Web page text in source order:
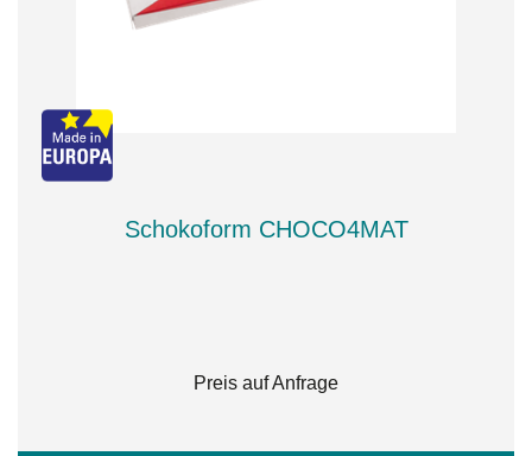
Schokoform CHOCO4MAT
Preis auf Anfrage